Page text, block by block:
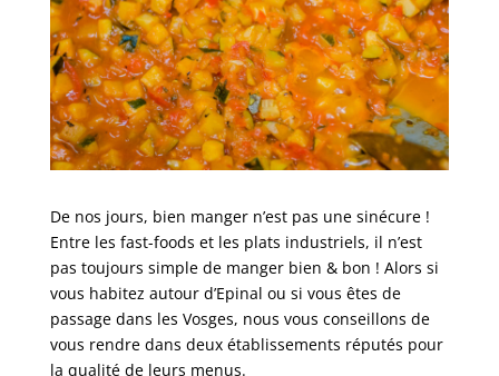
De nos jours, bien manger n’est pas une sinécure !
Entre les fast-foods et les plats industriels, il n’est
pas toujours simple de manger bien & bon ! Alors si
vous habitez autour d’Epinal ou si vous êtes de
passage dans les Vosges, nous vous conseillons de
vous rendre dans deux établissements réputés pour
la qualité de leurs menus.